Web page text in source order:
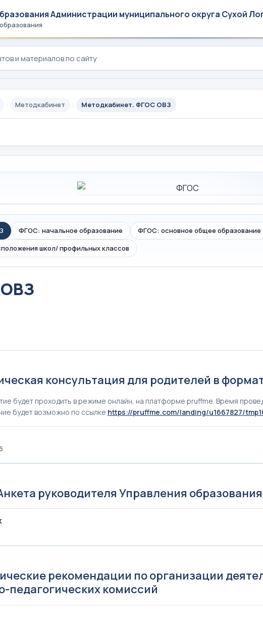
Администрации муниципального округа Сухой
Методкабинет Методкабинет. ФГОС ОВЗ
ФГОС: начальное образование ФГОС: основное общее образование
школ/ профильных классов
консультация для родителей в
будет проходить в режиме онлайн, на платформе pruffme. Время
будет возможно по ссылке https://pruffme.com/landing/u1667827/
руководителя Управления
рекомендации по организации
педагогических комиссий